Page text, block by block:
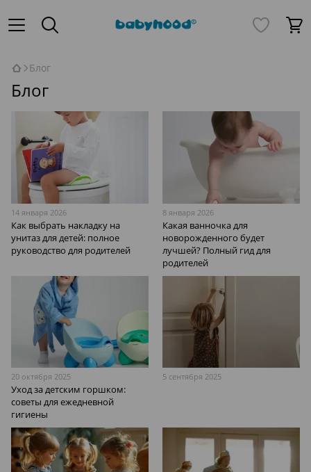
Блог
Блог
14 января 2026
Как выбрать накладку на
унитаз для детей: полное
руководство для родителей
8 января 2026
Какая ванночка для
новорожденного будет
лучшей? Полный гид для
родителей
20 октября 2025
Уход за детским горшком:
советы для ежедневной
гигиены
5 сентября 2025